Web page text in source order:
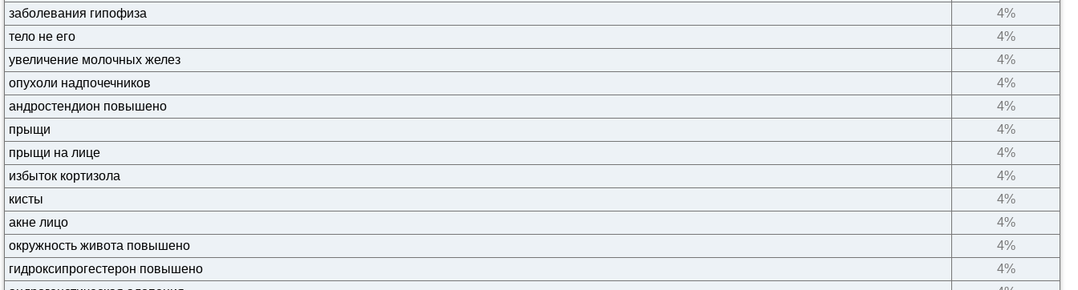
заболевания гипофиза
4%
тело не его
4%
увеличение молочных желез
4%
опухоли надпочечников
4%
андростендион повышено
4%
прыщи
4%
прыщи на лице
4%
избыток кортизола
4%
кисты
4%
акне лицо
4%
окружность живота повышено
4%
гидроксипрогестерон повышено
4%